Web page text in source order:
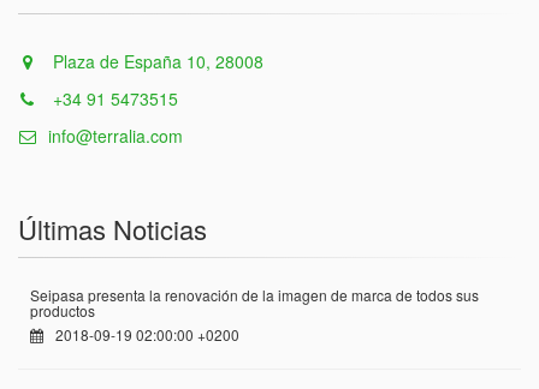
Plaza de España 10, 28008
+34 91 5473515
info@terralia.com
Últimas Noticias
Seipasa presenta la renovación de la imagen de marca de todos sus
productos
2018-09-19 02:00:00 +0200